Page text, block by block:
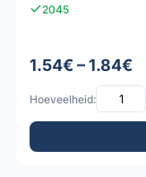
2045
1.54€ – 1.84€
Hoeveelheid: